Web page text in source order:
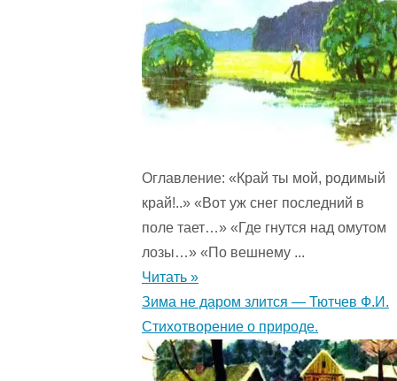
Оглавление: «Край ты мой, родимый
край!..» «Вот уж снег последний в
поле тает…» «Где гнутся над омутом
лозы…» «По вешнему ...
Читать »
Зима не даром злится — Тютчев Ф.И.
Стихотворение о природе.